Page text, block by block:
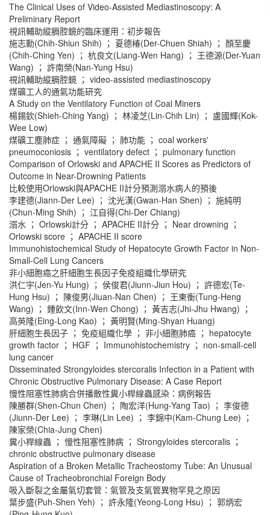
The Clinical Uses of Video-Assisted Mediastinoscopy: A
Preliminary Report
視訊輔助縱膈腔鏡的臨床運用：初步報告
施志勳(Chih-Shiun Shih) ； 夏德椿(Der-Chuen Shiah) ； 顏至慶
(Chih-Ching Yen) ； 杭良文(Liang-Wen Hang) ； 王德源(Der-Yuan
Wang) ； 許南榮(Nan-Yung Hsu)
視訊輔助縱膈腔鏡 ； video-assisted mediastinoscopy
煤礦工人的通氣功能研究
A Study on the Ventilatory Function of Coal Miners
楊錫欽(Shieh-Ching Yang) ； 林凌芝(Lin-Chih Lin) ； 盧國輝(Kok-
Wee Low)
煤礦工塵肺症 ； 通氣障礙 ； 肺功能 ； coal workers'
pneumoconiosis ； ventilatory defect ； pulmonary function
Comparison of Orlowski and APACHE II Scores as Predictors of
Outcome in Near-Drowning Patients
比較使用Orlowski與APACHE II計分預測溺水病人的預後
李建德(Jiann-Der Lee) ； 沈光漢(Gwan-Han Shen) ； 施純明
(Chun-Ming Shih) ； 江自得(Chi-Der Chiang)
溺水 ； Orlowski計分 ； APACHE II計分 ； Near drowning ；
Orlowski score ； APACHE II score
Immunohistochemical Study of Hepatocyte Growth Factor in Non-
Small-Cell Lung Cancers
非小細胞癌之肝細胞生長因子免疫組織化學研究
洪仁宇(Jen-Yu Hung) ； 侯俊君(Jiunn-Jiun Hou) ； 許德宏(Te-
Hung Hsu) ； 陳俊男(Jiuan-Nan Chen) ； 王東衡(Tung-Heng
Wang) ； 鍾飲文(Inn-Wen Chong) ； 黃吉志(Jhi-Jhu Hwang) ；
高英隆(Eing-Long Kao) ； 黃明賢(Ming-Shyan Huang)
肝細胞生長因子 ； 免疫組織化學 ； 非小細胞肺癌 ； hepatocyte
growth factor ； HGF ； Immunohistochemistry ； non-small-cell
lung cancer
Disseminated Strongyloides stercoralis Infection in a Patient with
Chronic Obstructive Pulmonary Disease: A Case Report
慢性阻塞性肺病合併播散性糞小桿線蟲感染：病例報告
陳勝群(Shen-Chun Chen) ； 陶宏洋(Hung-Yang Tao) ； 李俊德
(Jiunn-Der Lee) ； 李琳(Lin Lee) ； 李錦中(Kam-Chung Lee) ；
陳家榮(Chia-Jung Chen)
糞小桿線蟲 ； 慢性阻塞性肺病 ； Strongyloides stercoralis ；
chronic obstructive pulmonary disease
Aspiration of a Broken Metallic Tracheostomy Tube: An Unusual
Cause of Tracheobronchial Foreign Body
吸入斷裂之金屬氣切套管：氣管及支氣管異物罕見之原因
葉步盛(Puh-Shen Yeh) ； 許永隆(Yeong-Long Hsu) ； 郭炳宏